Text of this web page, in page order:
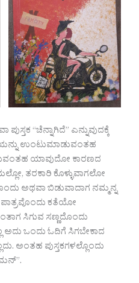
“ಚೆನ್ನಾಗಿದೆ” ಎನ್ನುವುದಕ್ಕೆ
ಉಂಟುಮಾಡುವಂತಹ
ಯಾವುದೋ ಕಾರಣದ
ತರಕಾರಿ ಕೊಳ್ಳುವಾಗಲೋ
ಅಥವಾ ಬಿಡುವಾದಾಗ ನಮ್ಮನ್ನ
ಕತೆಯೋ
ಸಿಗುವ ಸಣ್ಣದೊಂದು
ಒಂದು ಓದಿಗೆ ಸಿಗಬೇಕಾದ
ಅಂತಹ ಪುಸ್ತಕಗಳಲ್ಲೊಂದು